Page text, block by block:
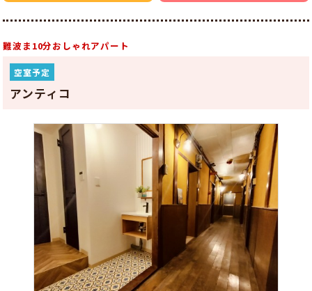
難波ま10分おしゃれアパート
空室予定
アンティコ